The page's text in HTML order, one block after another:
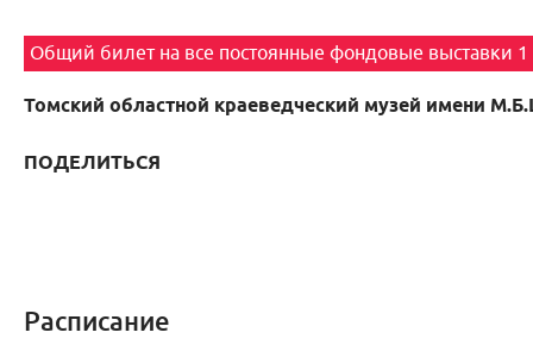
Общий билет на все постоянные фондовые выставки 1
Томский областной краеведческий музей имени
ПОДЕЛИТЬСЯ
Расписание